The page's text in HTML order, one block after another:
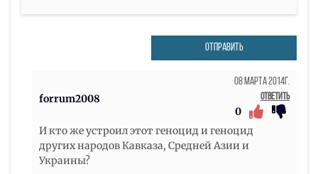
ОТПРАВИТЬ
forrum2008
08 Марта 2014г.
Ответить
0
И кто же устроил этот геноцид и геноцид
других народов Кавказа, Средней Азии и
Украины?